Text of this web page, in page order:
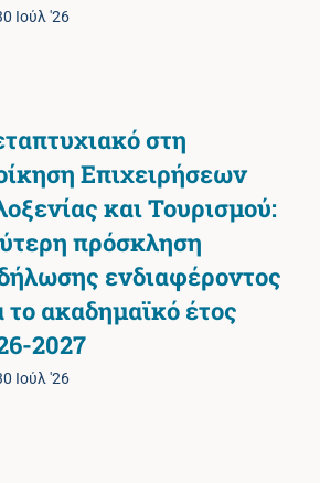
Ιούλ '26
στη
Επιχειρήσεων
και Τουρισμού:
πρόσκληση
ενδιαφέροντος
το ακαδημαϊκό έτος
2027
Ιούλ '26